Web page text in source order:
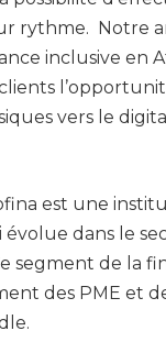
rythme. Notre
inclusive en
vers le
est une
dans le
segment de la
des PME et